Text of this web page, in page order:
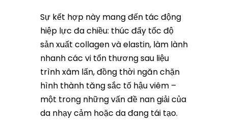
Sự kết hợp này mang đến tác động
hiệp lực đa chiều: thúc đẩy tốc độ
sản xuất collagen và elastin, làm lành
nhanh các vi tổn thương sau liệu
trình xâm lấn, đồng thời ngăn chặn
hình thành tăng sắc tố hậu viêm –
một trong những vấn đề nan giải của
da nhạy cảm hoặc da đang tái tạo.